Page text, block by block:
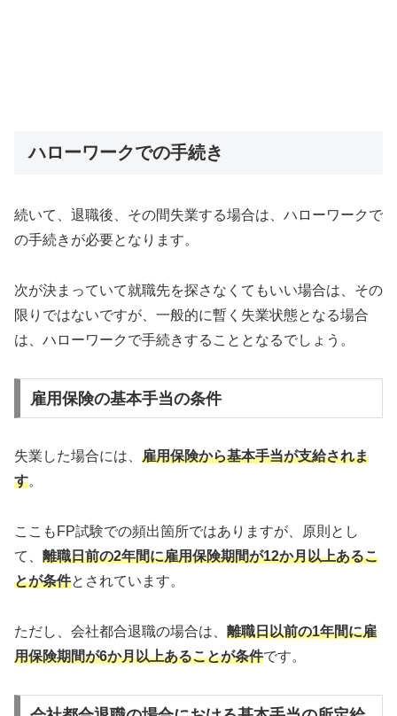
ハローワークでの手続き
続いて、退職後、その間失業する場合は、ハローワークで
の手続きが必要となります。
次が決まっていて就職先を探さなくてもいい場合は、その
限りではないですが、一般的に暫く失業状態となる場合
は、ハローワークで手続きすることとなるでしょう。
雇用保険の基本手当の条件
失業した場合には、 雇用保険から基本手当が支給されま
す。
ここもFP試験での頻出箇所ではありますが、原則とし
て、 離職日前の2年間に雇用保険期間が12か月以上あるこ
とが条件とされています。
ただし、会社都合退職の場合は、 離職日以前の1年間に雇
用保険期間が6か月以上あることが条件です。